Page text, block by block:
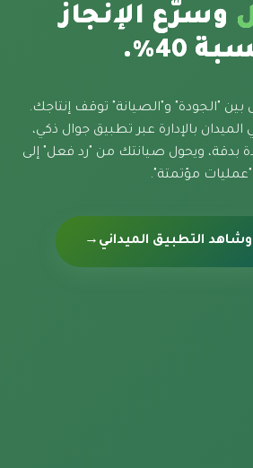
وسرّع الإنجاز
40%.
"الجودة" و"الصيانة" توقف إنتاجك.
الميدان بالإدارة عبر تطبيق جوال ذكي،
ويحول صيانتك من "رد فعل" إلى
"عمليات مؤتمتة".
التطبيق الميداني →